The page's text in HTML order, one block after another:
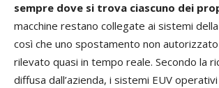
sempre dove si trova ciascuno dei
macchine restano collegate ai sistemi
così che uno spostamento non
rilevato quasi in tempo reale. Secondo la
diffusa dall’azienda, i sistemi EUV